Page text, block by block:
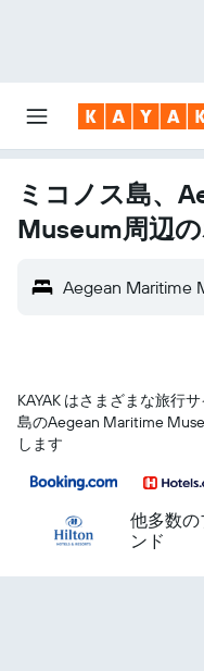
ミコノス島、
Museum周辺
Aegean Maritime
KAYAK はさまざまな旅行
島​のAegean Maritime
します
他多数の
ンド